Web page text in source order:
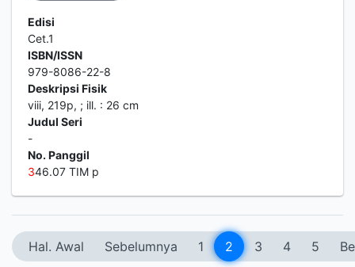
Edisi
Cet.1
ISBN/ISSN
979-8086-22-8
Deskripsi Fisik
viii, 219p, ; ill. : 26 cm
Judul Seri
-
No. Panggil
346.07 TIM p
Hal. Awal Sebelumnya 1 2 3 4 5